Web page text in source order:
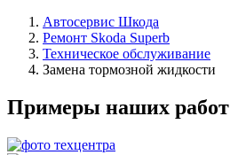
Автосервис Шкода
Ремонт Skoda Superb
Техническое обслуживание
Замена тормозной жидкости
Примеры наших работ